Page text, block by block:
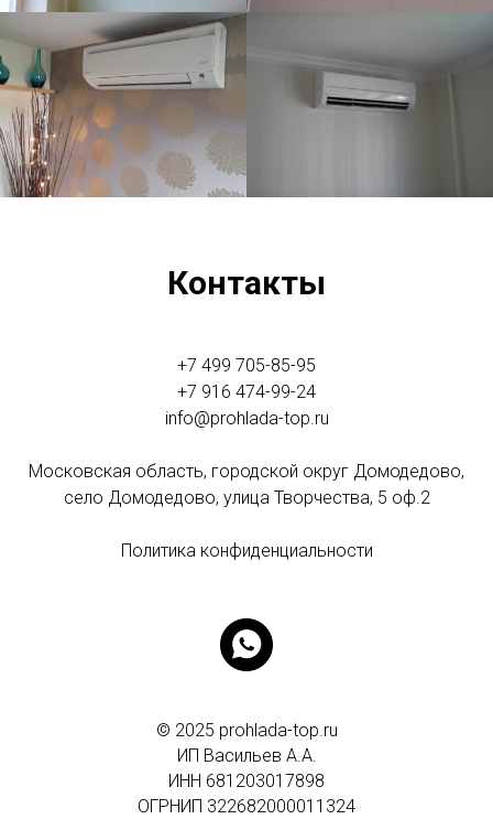
Контакты
+7 499 705-85-95
+7 916 474-99-24
info@prohlada-top.ru
Московская область, городской округ Домодедово,
село Домодедово, улица Творчества, 5 оф.2
Политика конфиденциальности
© 2025 prohlada-top.ru
ИП Васильев А.А.
ИНН 681203017898
ОГРНИП 322682000011324